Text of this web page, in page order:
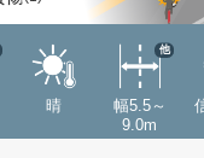
晴
幅5.5～
9.0m
他